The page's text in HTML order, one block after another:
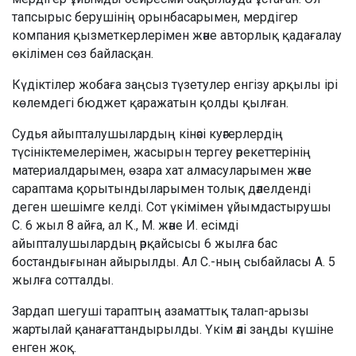
тапсырыс берушінің орынбасарымен, мердігер
компания қызметкерлерімен және авторлық қадағалау
өкілімен сөз байласқан.
Күдіктілер жобаға заңсыз түзетулер енгізу арқылы ірі
көлемдегі бюджет қаражатын қолды қылған.
Судья айыпталушылардың кінәсі куәгерлердің
түсініктемелерімен, жасырын тергеу әрекеттерінің
материалдарымен, өзара хат алмасуларымен және
сараптама қорытындыларымен толық дәлелденді
деген шешімге келді. Сот үкімімен ұйымдастырушы
С. 6 жыл 8 айға, ал К., М. және И. есімді
айыпталушылардың әрқайсысы 6 жылға бас
бостандығынан айырылды. Ал С.-ның сыбайласы А. 5
жылға сотталды.
Зардап шегуші тараптың азаматтық талап-арызы
жартылай қанағаттандырылды. Үкім әлі заңды күшіне
енген жоқ.